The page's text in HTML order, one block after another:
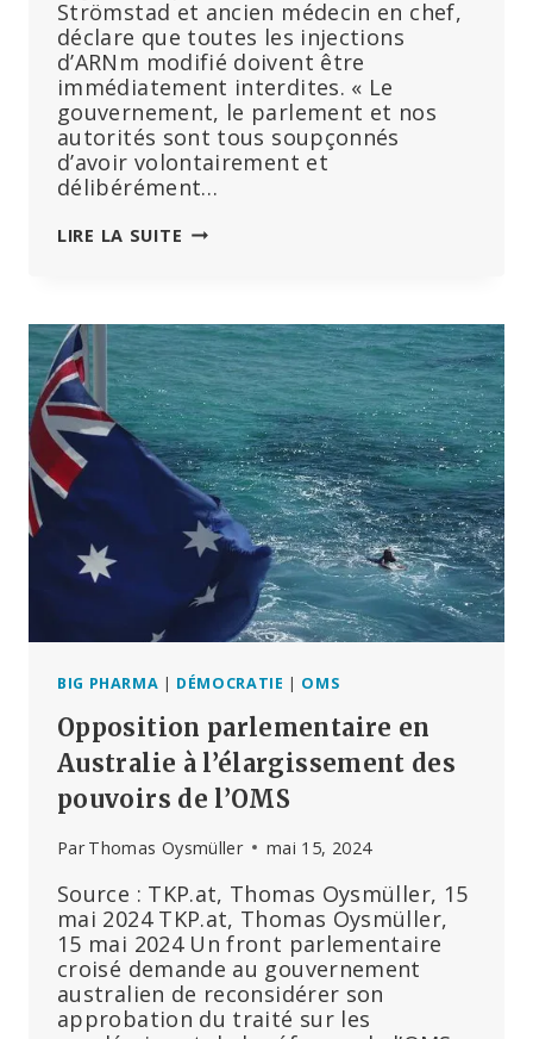
Strömstad et ancien médecin en chef,
déclare que toutes les injections
d’ARNm modifié doivent être
immédiatement interdites. « Le
gouvernement, le parlement et nos
autorités sont tous soupçonnés
d’avoir volontairement et
délibérément…
LIRE LA SUITE ANALYSE
65
MILLIONS
DE
MÈTRES
D’ARNM
MODIFIÉ
EN
UNE
SEULE
DOSE
BIG PHARMA | DÉMOCRATIE | OMS
Opposition parlementaire en
Australie à l’élargissement des
pouvoirs de l’OMS
Par Thomas Oysmüller mai 15, 2024
Source : TKP.at, Thomas Oysmüller, 15
mai 2024 TKP.at, Thomas Oysmüller,
15 mai 2024 Un front parlementaire
croisé demande au gouvernement
australien de reconsidérer son
approbation du traité sur les